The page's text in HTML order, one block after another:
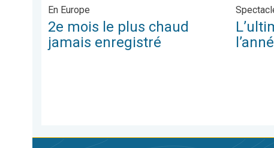
En Europe
2e mois le plus chaud
jamais enregistré